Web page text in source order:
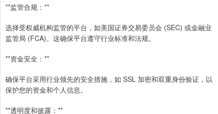
**监管合规：**
选择受权威机构监管的平台，如美国证券交易委员会 (SEC) 或金融业
监管局 (FCA)。这确保平台遵守行业标准和法规。
**资金安全：**
确保平台采用行业领先的安全措施，如 SSL 加密和双重身份验证，以
保护您的资金和个人信息。
**透明度和披露：**